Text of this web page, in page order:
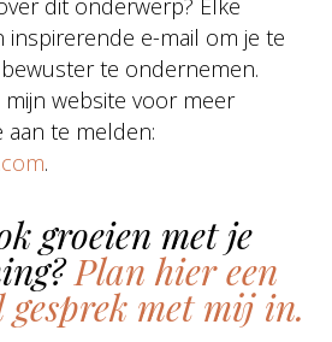
dit onderwerp? Elke
inspirerende e-mail om je te
te ondernemen.
mijn website voor meer
aan te melden:
.
groeien met je
Plan hier een
met mij in.